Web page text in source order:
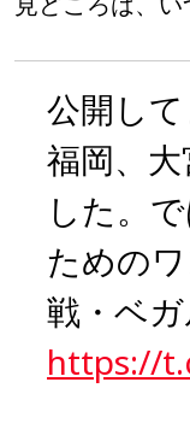
公開して
福岡、
した。
ための
戦・ベ
https://